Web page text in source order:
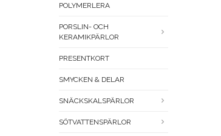
POLYMERLERA
PORSLIN- OCH
KERAMIKPÄRLOR
PRESENTKORT
SMYCKEN & DELAR
SNÄCKSKALSPÄRLOR
SÖTVATTENSPÄRLOR